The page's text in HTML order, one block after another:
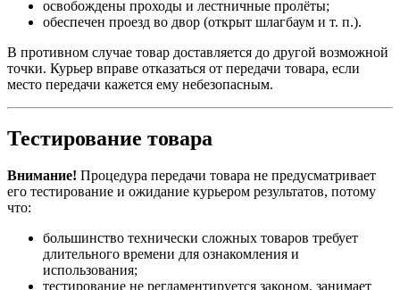
освобождены проходы и лестничные пролёты;
обеспечен проезд во двор (открыт шлагбаум и т. п.).
В противном случае товар доставляется до другой возможной
точки. Курьер вправе отказаться от передачи товара, если
место передачи кажется ему небезопасным.
Тестирование товара
Внимание! Процедура передачи товара не предусматривает
его тестирование и ожидание курьером результатов, потому
что:
большинство технически сложных товаров требует
длительного времени для ознакомления и
использования;
тестирование не регламентируется законом, занимает